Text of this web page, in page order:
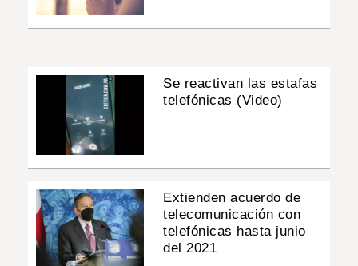
Se reactivan las estafas
telefónicas (Video)
Extienden acuerdo de
telecomunicación con
telefónicas hasta junio
del 2021